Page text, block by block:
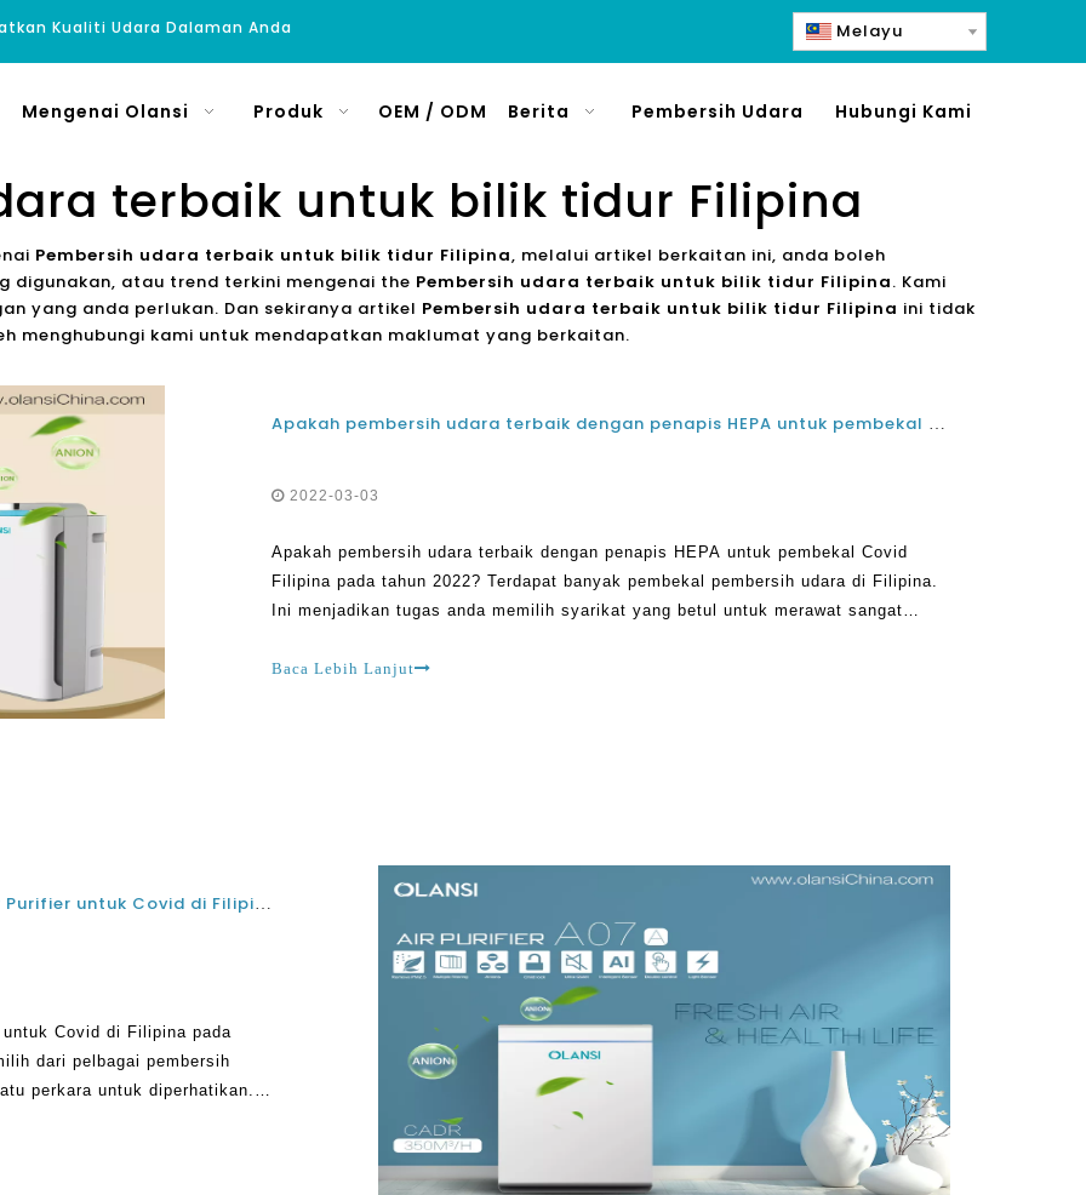
Kualiti Udara Dalaman Anda Melayu
Mengenai Olansi Produk OEM / ODM Berita Pembersih Udara Hubungi Kami
terbaik untuk bilik tidur Filipina
Pembersih udara terbaik untuk bilik tidur Filipina, melalui artikel berkaitan ini, anda boleh
digunakan, atau trend terkini mengenai the Pembersih udara terbaik untuk bilik tidur Filipina. Kami
yang anda perlukan. Dan sekiranya artikel Pembersih udara terbaik untuk bilik tidur Filipina ini tidak
menghubungi kami untuk mendapatkan maklumat yang berkaitan.
Apakah pembersih udara terbaik dengan penapis HEPA untuk pembekal Covid Filipina pada tahun 2022?
2022-03-03
Apakah pembersih udara terbaik dengan penapis HEPA untuk pembekal Covid
Filipina pada tahun 2022? Terdapat banyak pembekal pembersih udara di Filipina.
Ini menjadikan tugas anda memilih syarikat yang betul untuk merawat sangat
dosa wang
Baca Lebih Lanjut
Terbaik Gred Perubatan H13 HEPA Penapis Air Purifier untuk Covid di Filipina pada tahun 2021 dan 2022
Covid di Filipina pada
dari pelbagai pembersih
perkara untuk diperhatikan.